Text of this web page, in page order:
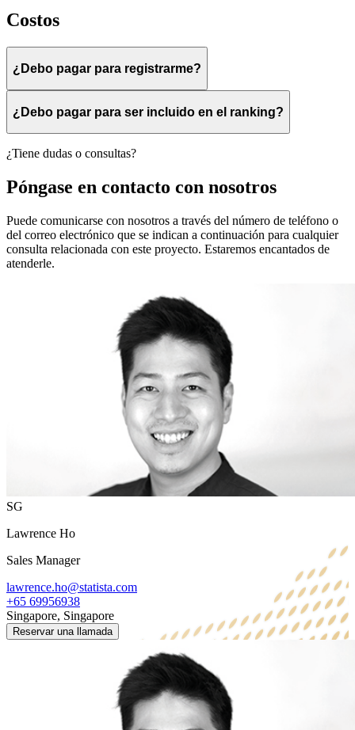
Costos
¿Debo pagar para registrarme?
¿Debo pagar para ser incluido en el ranking?
¿Tiene dudas o consultas?
Póngase en contacto con nosotros
Puede comunicarse con nosotros a través del número de teléfono o
del correo electrónico que se indican a continuación para cualquier
consulta relacionada con este proyecto. Estaremos encantados de
atenderle.
SG
Lawrence Ho
Sales Manager
lawrence.ho@statista.com
+65 69956938
Singapore, Singapore
Reservar una llamada